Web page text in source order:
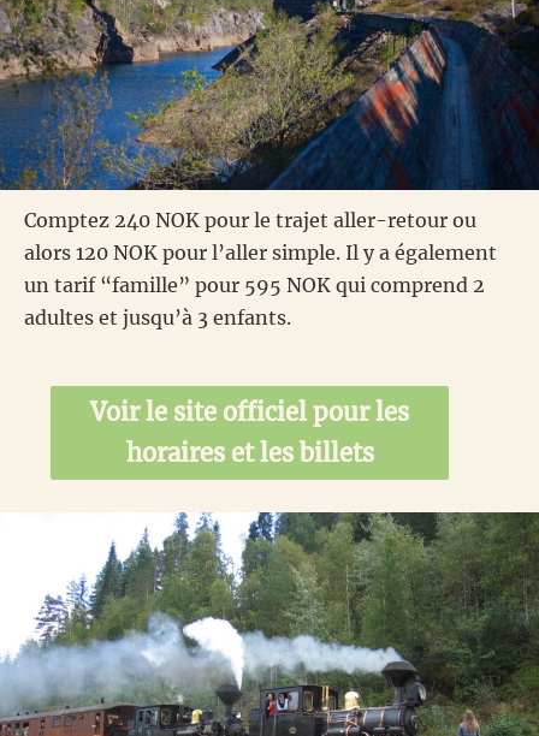
Comptez 240 NOK pour le trajet aller-retour ou
alors 120 NOK pour l’aller simple. Il y a également
un tarif “famille” pour 595 NOK qui comprend 2
adultes et jusqu’à 3 enfants.
Voir le site officiel pour les
horaires et les billets